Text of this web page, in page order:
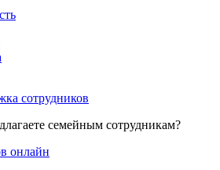
сотрудников
семейным сотрудникам?
онлайн